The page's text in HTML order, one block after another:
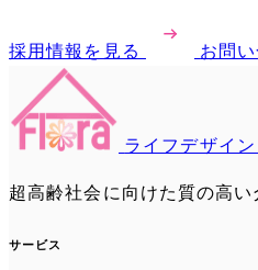
採用情報を見る お問
ライフデザイ
超高齢社会に向けた質の高
サービス